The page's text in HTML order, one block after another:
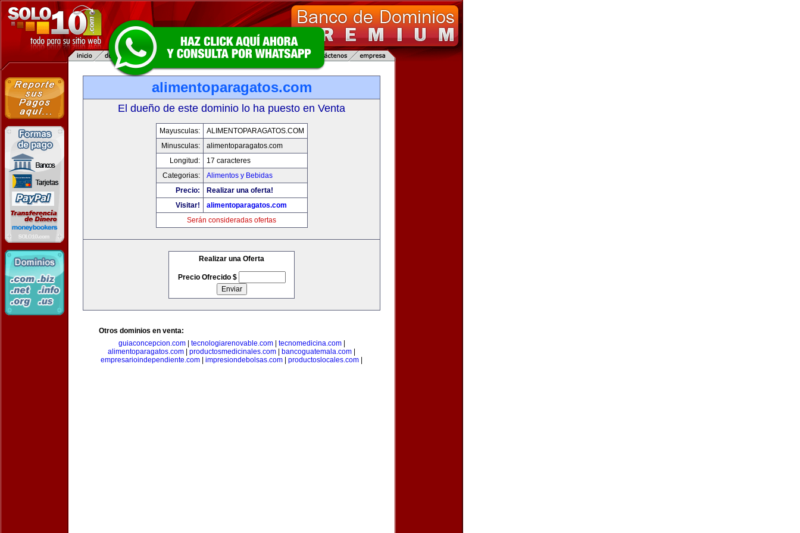
alimentoparagatos.com
El dueño de este dominio lo ha puesto en Venta
Mayusculas:
ALIMENTOPARAGATOS.COM
Minusculas:
alimentoparagatos.com
Longitud:
17 caracteres
Categorias:
Alimentos y Bebidas
Precio:
Realizar una oferta!
Visitar!
alimentoparagatos.com
Serán consideradas ofertas
Realizar una Oferta
Precio Ofrecido $
Otros dominios en venta:
guiaconcepcion.com| tecnologiarenovable.com| tecnomedicina.com|
alimentoparagatos.com
productosmedicinales.com bancoguatemala.com
empresarioindependiente.com
impresiondebolsas.com productoslocales.com